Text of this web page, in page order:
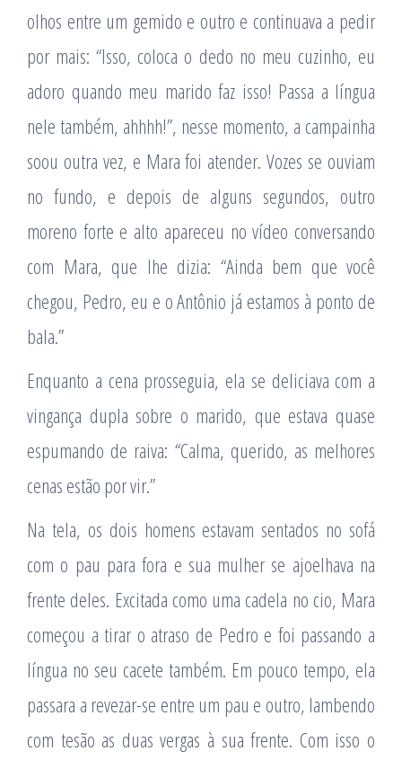
olhos entre um gemido e outro e continuava a pedir
por mais: “Isso, coloca o dedo no meu cuzinho, eu
adoro quando meu marido faz isso! Passa a língua
nele também, ahhhh!”, nesse momento, a campainha
soou outra vez, e Mara foi atender. Vozes se ouviam
no fundo, e depois de alguns segundos, outro
moreno forte e alto apareceu no vídeo conversando
com Mara, que lhe dizia: “Ainda bem que você
chegou, Pedro, eu e o Antônio já estamos à ponto de
bala.”
Enquanto a cena prosseguia, ela se deliciava com a
vingança dupla sobre o marido, que estava quase
espumando de raiva: “Calma, querido, as melhores
cenas estão por vir.”
Na tela, os dois homens estavam sentados no sofá
com o pau para fora e sua mulher se ajoelhava na
frente deles. Excitada como uma cadela no cio, Mara
começou a tirar o atraso de Pedro e foi passando a
língua no seu cacete também. Em pouco tempo, ela
passara a revezar-se entre um pau e outro, lambendo
com tesão as duas vergas à sua frente. Com isso o